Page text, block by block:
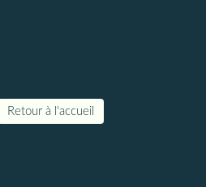
Retour à l'accueil